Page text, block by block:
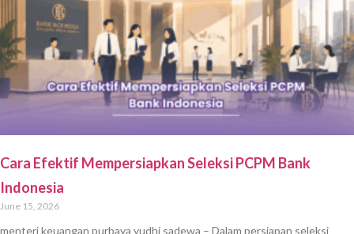
Cara Efektif Mempersiapkan Seleksi PCPM Bank
Indonesia
June 15, 2026
menteri keuangan purbaya yudhi sadewa – Dalam persiapan seleksi